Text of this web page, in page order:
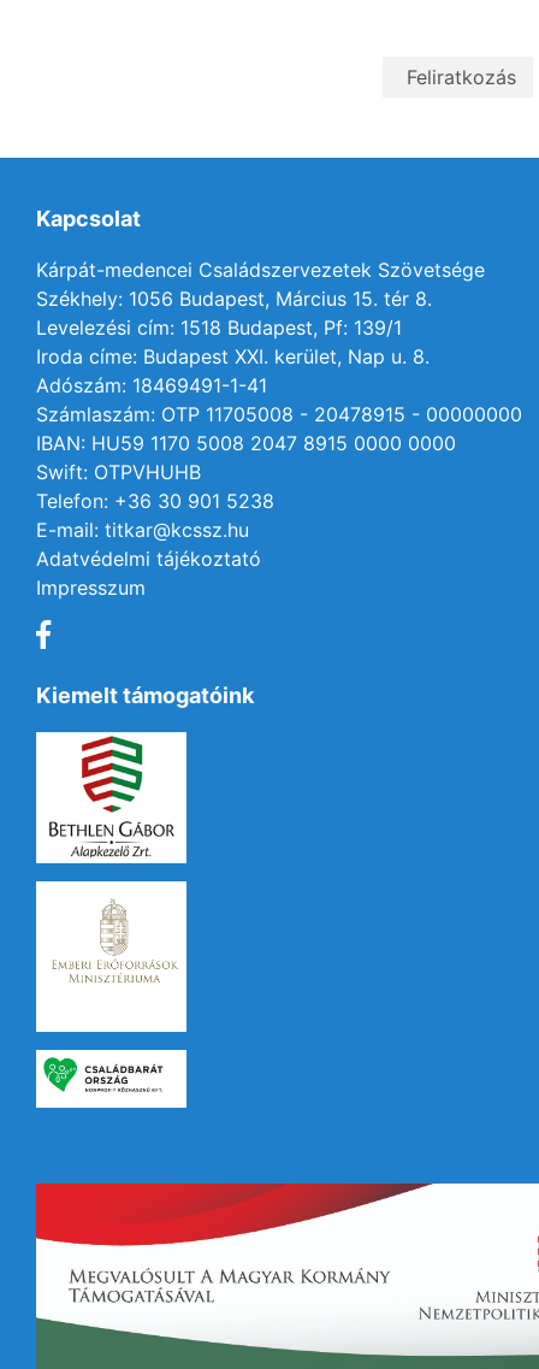
Kapcsolat
Kárpát-medencei Családszervezetek Szövetsége
Székhely: 1056 Budapest, Március 15. tér 8.
Levelezési cím: 1518 Budapest, Pf: 139/1
Iroda címe: Budapest XXI. kerület, Nap u. 8.
Adószám: 18469491-1-41
Számlaszám: OTP 11705008 - 20478915 - 00000000
IBAN: HU59 1170 5008 2047 8915 0000 0000
Swift: OTPVHUHB
Telefon: +36 30 901 5238
E-mail: titkar@kcssz.hu
Adatvédelmi tájékoztató
Impresszum
Kiemelt támogatóink